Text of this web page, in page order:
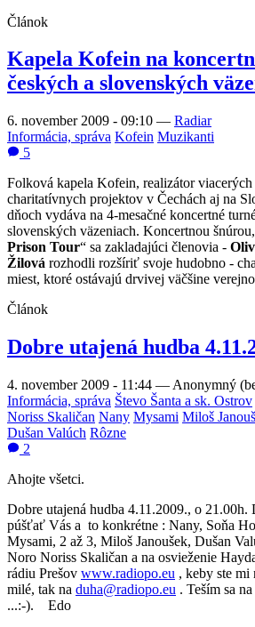
Článok
Kapela Kofein na
českých a slovenských
6. november 2009 - 09:10 — Radiar
Informácia, správa Kofein Muzikanti
5
Folková kapela Kofein, realizátor viacerých
charitatívnych projektov v Čechách aj na
dňoch vydáva na 4-mesačné koncertné
slovenských väzeniach. Koncertnou
Prison Tour“ sa zakladajúci členovia -
Žilová rozhodli rozšíriť svoje hudobno -
miest, ktoré ostávajú drvivej väčšine
Článok
Dobre utajená hudba
4. november 2009 - 11:44 — Anonymný
Informácia, správa Števo Šanta a sk. Ostrov
Noriss Skaličan Nany Mysami Miloš
Dušan Valúch Rôzne
2
Ahojte všetci.
Dobre utajená hudba 4.11.2009., o 21.00h.
púšťať Vás a to konkrétne : Nany, Soňa
Mysami, 2 až 3, Miloš Janoušek, Dušan
Noro Noriss Skaličan a na osvieženie
rádiu Prešov www.radiopo.eu , keby ste mi
milé, tak na duha@radiopo.eu . Teším sa
...:-). Edo